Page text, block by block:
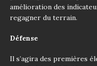
amélioration des
regagner du terrain.
Défense
Il s’agira des premières